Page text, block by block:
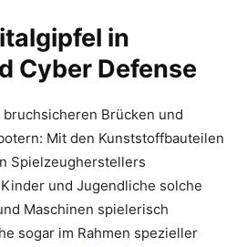
in
Cyber Defense
Brücken und
Mit den Kunststoffbauteilen
Spielzeugherstellers
und Jugendliche solche
Maschinen spielerisch
sogar im Rahmen spezieller